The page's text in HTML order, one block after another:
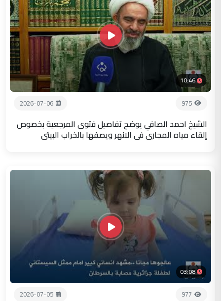
10:46
975
2026-07-06
الشيخ احمد الصافي يوضح تفاصيل فتوى المرجعية بخصوص
إلقاء مياه المجاري في الانهر ويصفها بالخراب البيئي
03:08
977
2026-07-05